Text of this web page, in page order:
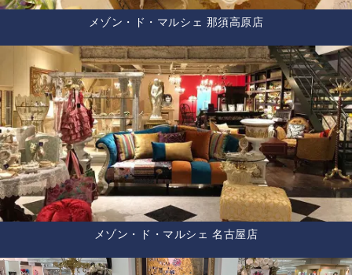
メゾン・ド・マルシェ 那須高原店
メゾン・ド・マルシェ 名古屋店